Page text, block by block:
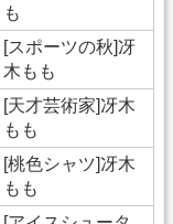
も
[スポーツの秋]冴
木もも
[天才芸術家]冴木
もも
[桃色シャツ]冴木
もも